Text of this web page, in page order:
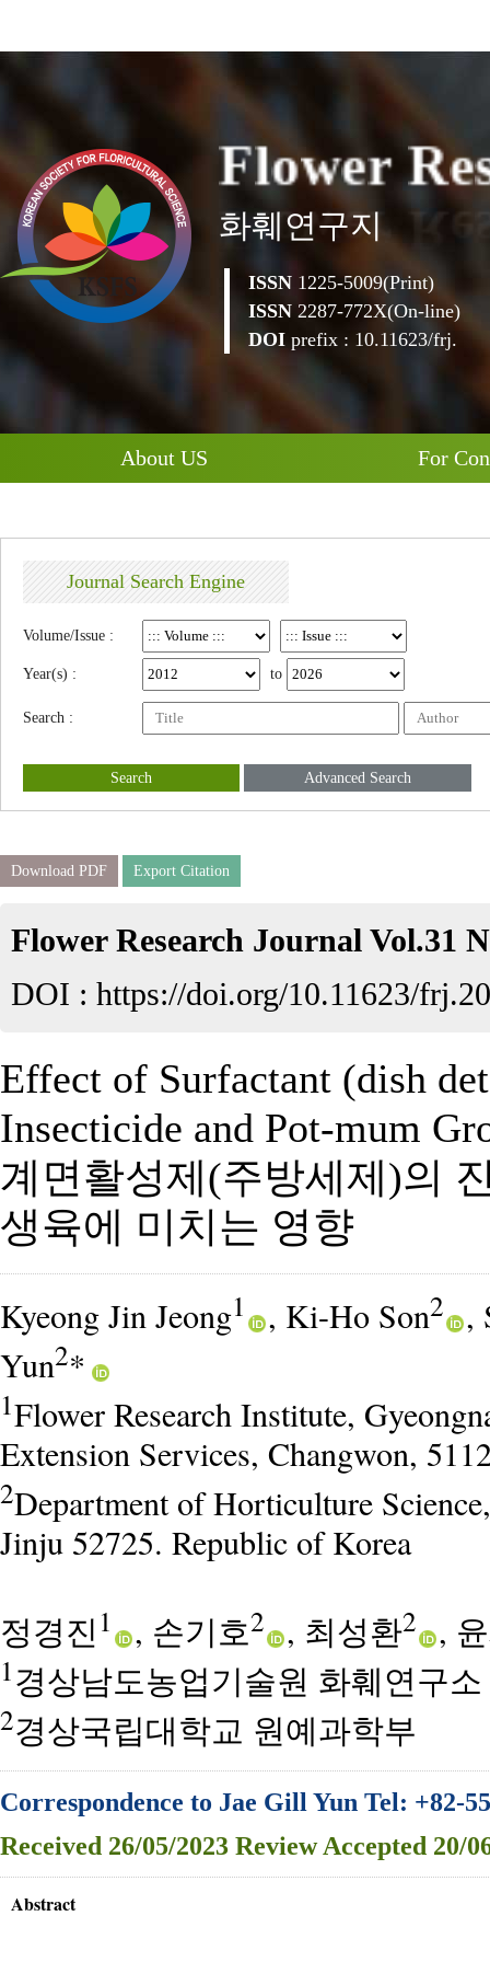
Flower Re
화훼연구지
ISSN 1225-5009(Print)
ISSN 2287-772X(On-line)
DOI prefix : 10.11623/frj.
About US For
Journal Search Engine
Volume/Issue :
Year(s) : to
Search :
Search Advanced Search
Download PDF Export Citation
Flower Research Journal Vol.31
DOI : https://doi.org/10.11623/
Effect of Surfactant (dish
Insecticide and Pot-mum
계면활성제(주방세제)의
생육에 미치는 영향
Kyeong Jin Jeong1 , Ki-Ho Son2
,
Yun2*
1Flower Research Institute,
Extension Services, Changwon,
2Department of Horticulture
Jinju 52725. Republic of Korea
정경진 1 , 손기호2 , 최성환2 ,
1경상남도농업기술원 화훼연구소
2경상국립대학교 원예과학부
Correspondence to Jae Gill Yun Tel: +82-
Received 26/05/2023 ReviewAccepted 20/
Abstract